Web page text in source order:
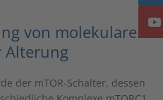
von molekularem
Alterung
der mTOR-Schalter, dessen